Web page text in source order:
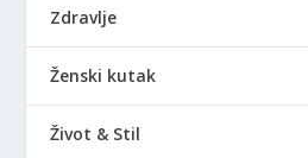
Zdravlje
Ženski kutak
Život & Stil